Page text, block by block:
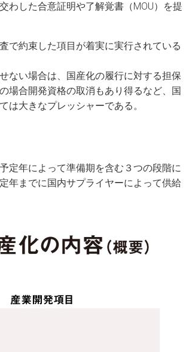
わした合意証明や了解覚書（MOU）を提
で約束した項目が着実に実行されている
ない場合は、国産化の履行に対する担保
場合開発資格の取消もあり得るなど、国
は大きなプレッシャーである。
定年によって準備期を含む３つの段階に
年までに国内サプライヤーによって供給